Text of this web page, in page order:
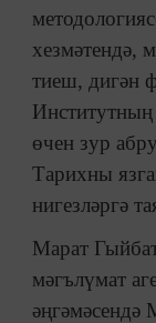
хезмәтендә,
тиеш, дигән
өчен зур
Тарихны
нигезләргә
Марат
мәгълүмат
әңгәмәсендә